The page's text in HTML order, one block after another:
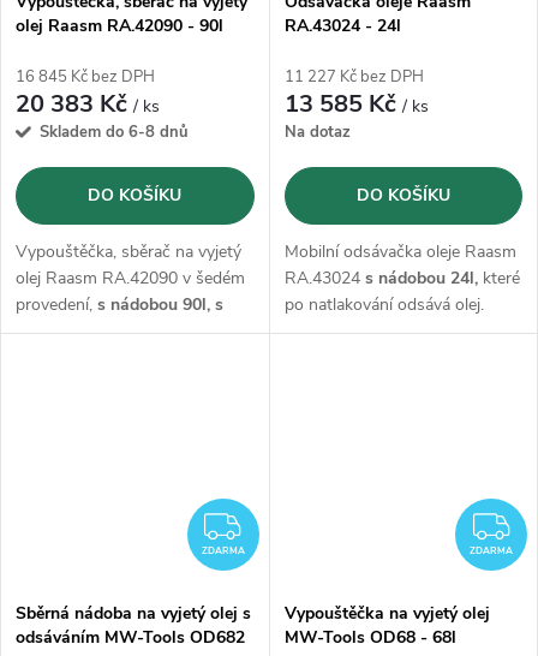
olej Raasm RA.42090 - 90l
16 845 Kč bez DPH
20 383 Kč/ ks
Skladem do 6-8 dnů
DO KOŠÍKU
Vypouštěčka, sběrač na vyjetý
olej Raasm RA.42090 v šedém
provedení, s nádobou 90l, s
velkým trychtýřemo průměru
RA.43024 - 24l
11 227 Kč bez DPH
13 585 Kč/ ks
Na dotaz
DO KOŠÍKU
Mobilní odsávačka oleje Raasm
RA.43024 s nádobou 24l,které
po natlakování odsává olej.
Součástí dodávky je sada sond.
ZDARMA
ZDARMA
Sběrná nádoba na vyjetý olej s
odsáváním MW-Tools OD682
ZDARMA
Vypouštěčka na vyjetý olej
MW-Tools OD68 - 68l